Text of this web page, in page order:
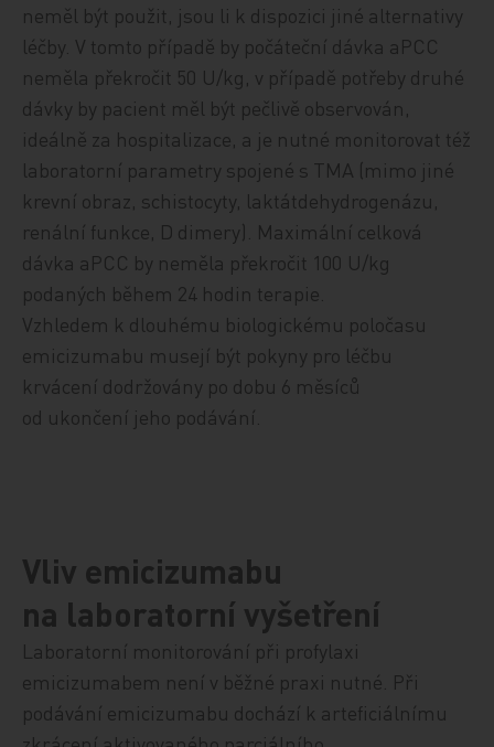
neměl být použit, jsou li k dispozici jiné alternativy
léčby. V tomto případě by počáteční dávka aPCC
neměla překročit 50 U/kg, v případě potřeby druhé
dávky by pacient měl být pečlivě observován,
ideálně za hospitalizace, a je nutné monitorovat též
laboratorní parametry spojené s TMA (mimo jiné
krevní obraz, schistocyty, laktátdehydrogenázu,
renální funkce, D dimery). Maximální celková
dávka aPCC by neměla překročit 100 U/kg
podaných během 24 hodin terapie.
Vzhledem k dlouhému biologickému poločasu
emicizumabu musejí být pokyny pro léčbu
krvácení dodržovány po dobu 6 měsíců
od ukončení jeho podávání.
Vliv emicizumabu
na laboratorní vyšetření
Laboratorní monitorování při profylaxi
emicizumabem není v běžné praxi nutné. Při
podávání emicizumabu dochází k arteficiálnímu